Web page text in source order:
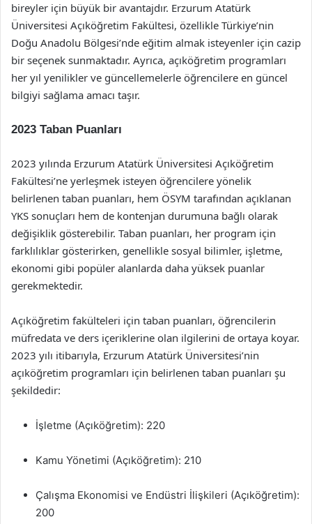
bireyler için büyük bir avantajdır. Erzurum Atatürk
Üniversitesi Açıköğretim Fakültesi, özellikle Türkiye’nin
Doğu Anadolu Bölgesi’nde eğitim almak isteyenler için cazip
bir seçenek sunmaktadır. Ayrıca, açıköğretim programları
her yıl yenilikler ve güncellemelerle öğrencilere en güncel
bilgiyi sağlama amacı taşır.
2023 Taban Puanları
2023 yılında Erzurum Atatürk Üniversitesi Açıköğretim
Fakültesi’ne yerleşmek isteyen öğrencilere yönelik
belirlenen taban puanları, hem ÖSYM tarafından açıklanan
YKS sonuçları hem de kontenjan durumuna bağlı olarak
değişiklik gösterebilir. Taban puanları, her program için
farklılıklar gösterirken, genellikle sosyal bilimler, işletme,
ekonomi gibi popüler alanlarda daha yüksek puanlar
gerekmektedir.
Açıköğretim fakülteleri için taban puanları, öğrencilerin
müfredata ve ders içeriklerine olan ilgilerini de ortaya koyar.
2023 yılı itibarıyla, Erzurum Atatürk Üniversitesi’nin
açıköğretim programları için belirlenen taban puanları şu
şekildedir:
İşletme (Açıköğretim): 220
Kamu Yönetimi (Açıköğretim): 210
Çalışma Ekonomisi ve Endüstri İlişkileri (Açıköğretim):
200